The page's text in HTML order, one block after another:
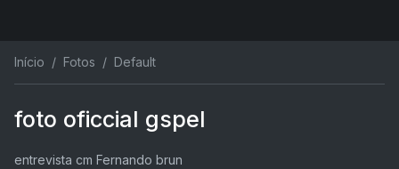
Início Fotos Default
foto oficcial gspel
entrevista cm Fernando brun